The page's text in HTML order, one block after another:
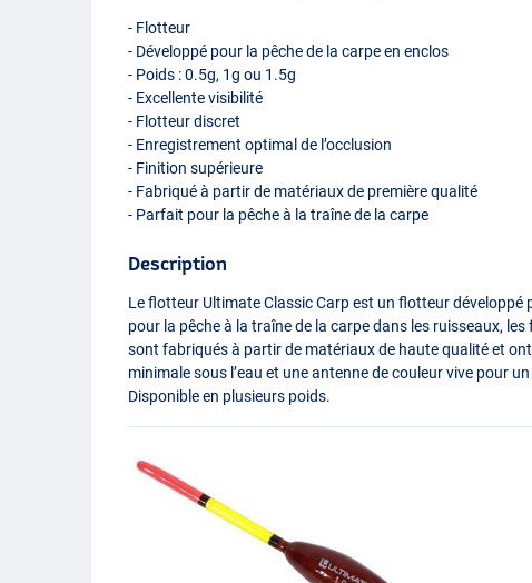
- Flotteur
- Développé pour la pêche de la carpe en enclos
- Poids : 0.5g, 1g ou 1.5g
- Excellente visibilité
- Flotteur discret
- Enregistrement optimal de l’occlusion
- Finition supérieure
- Fabriqué à partir de matériaux de première qualité
- Parfait pour la pêche à la traîne de la carpe
Description
Le flotteur Ultimate Classic Carp est un flotteur développé
pour la pêche à la traîne de la carpe dans les ruisseaux,
sont fabriqués à partir de matériaux de haute qualité et
minimale sous l’eau et une antenne de couleur vive pour
Disponible en plusieurs poids.